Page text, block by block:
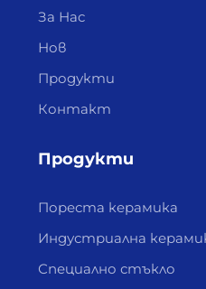
За Нас
Нов
Продукти
Контакт
Продукти
Пореста керамика
Индустриална
Специално стъкло